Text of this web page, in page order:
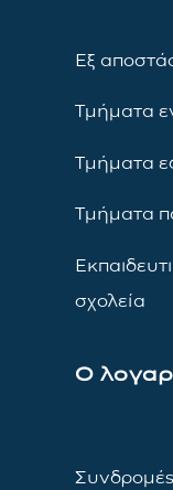
Εξ
Τμήματα
Τμήματα
Τμήματα
σχολεία
Ο
Συνδρομές